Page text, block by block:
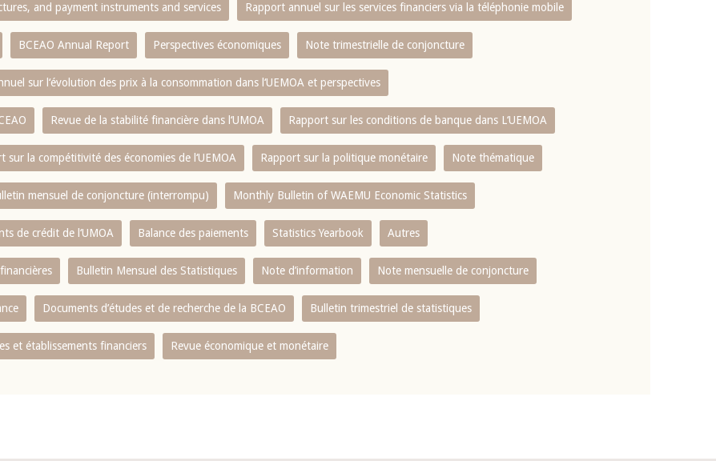
and payment instruments and services Rapport annuel sur les services financiers via la téléphonie mobile
BCEAO Annual Report Perspectives économiques Note trimestrielle de conjoncture
sur l‘évolution des prix à la consommation dans l‘UEMOA et perspectives
Revue de la stabilité financière dans l‘UMOA Rapport sur les conditions de banque dans L‘UEMOA
sur la compétitivité des économies de l‘UEMOA Rapport sur la politique monétaire Note thématique
mensuel de conjoncture (interrompu) Monthly Bulletin of WAEMU Economic Statistics
de crédit de l‘UMOA Balance des paiements Statistics Yearbook Autres
Bulletin Mensuel des Statistiques Note d’information Note mensuelle de conjoncture
Documents d’études et de recherche de la BCEAO Bulletin trimestriel de statistiques
et établissements financiers Revue économique et monétaire